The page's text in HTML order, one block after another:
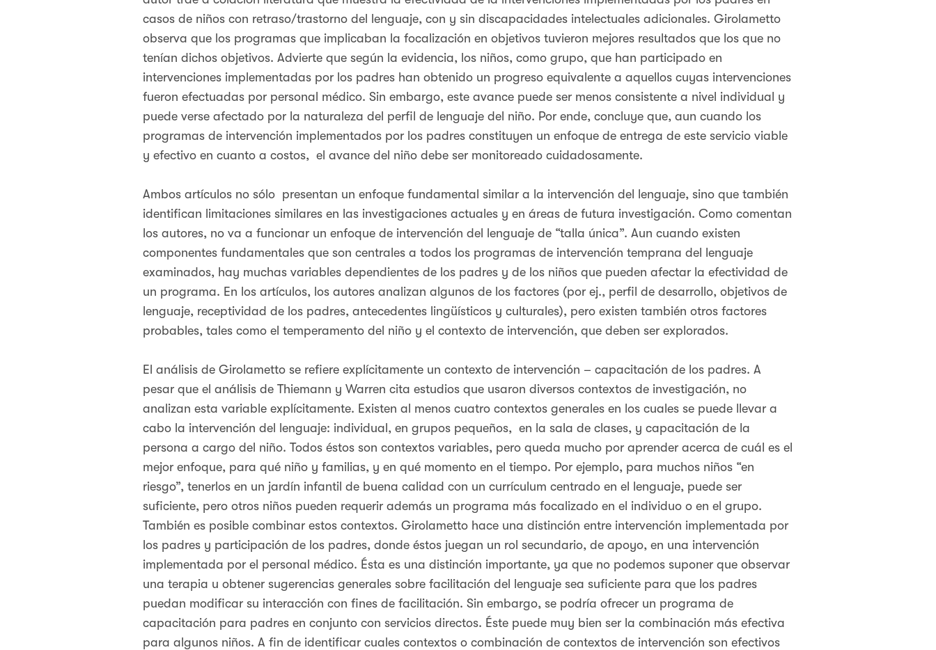
casos de niños con retraso/trastorno del lenguaje, con y sin discapacidades intelectuales adicionales. Girolametto
observa que los programas que implicaban la focalización en objetivos tuvieron mejores resultados que los que no
tenían dichos objetivos. Advierte que según la evidencia, los niños, como grupo, que han participado en
intervenciones implementadas por los padres han obtenido un progreso equivalente a aquellos cuyas intervenciones
fueron efectuadas por personal médico. Sin embargo, este avance puede ser menos consistente a nivel individual y
puede verse afectado por la naturaleza del perfil de lenguaje del niño. Por ende, concluye que, aun cuando los
programas de intervención implementados por los padres constituyen un enfoque de entrega de este servicio viable
y efectivo en cuanto a costos, el avance del niño debe ser monitoreado cuidadosamente.
Ambos artículos no sólo presentan un enfoque fundamental similar a la intervención del lenguaje, sino que también
identifican limitaciones similares en las investigaciones actuales y en áreas de futura investigación. Como comentan
los autores, no va a funcionar un enfoque de intervención del lenguaje de “talla única”. Aun cuando existen
componentes fundamentales que son centrales a todos los programas de intervención temprana del lenguaje
examinados, hay muchas variables dependientes de los padres y de los niños que pueden afectar la efectividad de
un programa. En los artículos, los autores analizan algunos de los factores (por ej., perfil de desarrollo, objetivos de
lenguaje, receptividad de los padres, antecedentes lingüísticos y culturales), pero existen también otros factores
probables, tales como el temperamento del niño y el contexto de intervención, que deben ser explorados.
El análisis de Girolametto se refiere explícitamente un contexto de intervención – capacitación de los padres. A
pesar que el análisis de Thiemann y Warren cita estudios que usaron diversos contextos de investigación, no
analizan esta variable explícitamente. Existen al menos cuatro contextos generales en los cuales se puede llevar a
cabo la intervención del lenguaje: individual, en grupos pequeños, en la sala de clases, y capacitación de la
persona a cargo del niño. Todos éstos son contextos variables, pero queda mucho por aprender acerca de cuál es el
mejor enfoque, para qué niño y familias, y en qué momento en el tiempo. Por ejemplo, para muchos niños “en
riesgo”, tenerlos en un jardín infantil de buena calidad con un currículum centrado en el lenguaje, puede ser
suficiente, pero otros niños pueden requerir además un programa más focalizado en el individuo o en el grupo.
También es posible combinar estos contextos. Girolametto hace una distinción entre intervención implementada por
los padres y participación de los padres, donde éstos juegan un rol secundario, de apoyo, en una intervención
implementada por el personal médico. Ésta es una distinción importante, ya que no podemos suponer que observar
una terapia u obtener sugerencias generales sobre facilitación del lenguaje sea suficiente para que los padres
puedan modificar su interacción con fines de facilitación. Sin embargo, se podría ofrecer un programa de
capacitación para padres en conjunto con servicios directos. Éste puede muy bien ser la combinación más efectiva
para algunos niños. A fin de identificar cuales contextos o combinación de contextos de intervención son efectivos